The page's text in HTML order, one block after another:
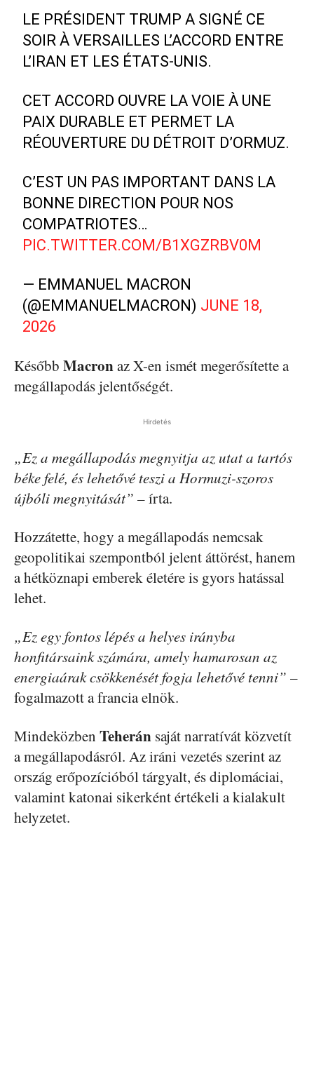
LE PRÉSIDENT TRUMP A SIGNÉ CE
SOIR À VERSAILLES L’ACCORD ENTRE
L’IRAN ET LES ÉTATS-UNIS.
CET ACCORD OUVRE LA VOIE À UNE
PAIX DURABLE ET PERMET LA
RÉOUVERTURE DU DÉTROIT D’ORMUZ.
C’EST UN PAS IMPORTANT DANS LA
BONNE DIRECTION POUR NOS
COMPATRIOTES…
PIC.TWITTER.COM/B1XGZRBV0M
— EMMANUEL MACRON
(@EMMANUELMACRON) JUNE 18,
2026
Később Macronaz X-en ismét megerősítette a
megállapodás jelentőségét.
Hirdetés
„Ez a megállapodás megnyitja az utat a tartós
béke felé, és lehetővé teszi a Hormuzi-szoros
újbóli megnyitását” – írta.
Hozzátette, hogy a megállapodás nemcsak
geopolitikai szempontból jelent áttörést, hanem
a hétköznapi emberek életére is gyors hatással
lehet.
„Ez egy fontos lépés a helyes irányba
honfitársaink számára, amely hamarosan az
energiaárak csökkenését fogja lehetővé tenni” –
fogalmazott a francia elnök.
Mindeközben Teherán saját narratívát közvetít
a megállapodásról. Az iráni vezetés szerint az
ország erőpozícióból tárgyalt, és diplomáciai,
valamint katonai sikerként értékeli a kialakult
helyzetet.